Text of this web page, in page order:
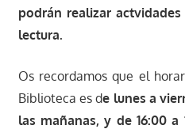
podrán realizar
lectura.
Os recordamos que el
Biblioteca es de lunes a
las mañanas, y de 16:00